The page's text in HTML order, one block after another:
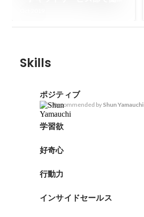
Skills
ポジティブ
Recommended by Shun Yamauchi
学習欲
好奇心
行動力
インサイドセールス